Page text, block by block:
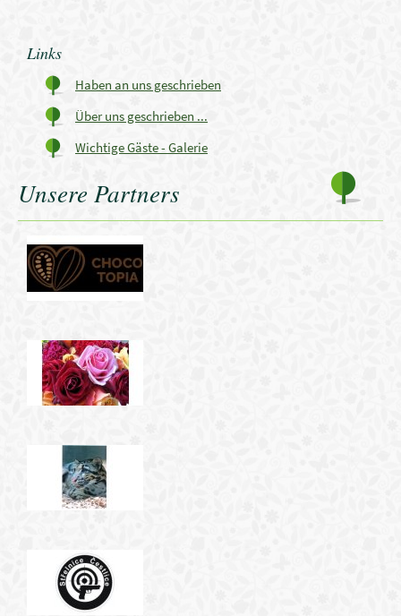
Links
Haben an uns geschrieben
Über uns geschrieben ...
Wichtige Gäste - Galerie
Unsere Partners